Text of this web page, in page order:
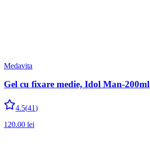
Medavita
Gel cu fixare medie, Idol Man-200ml
4.5(41)
120.00 lei